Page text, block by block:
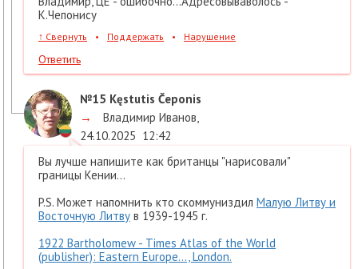
К.Чепонису
↑ Свернуть • Поддержать • Нарушение
Ответить
№15 Kęstutis Čeponis
→
Владимир Иванов,
24.10.2025 12:42
Вы лучше напишите как британцы "нарисовали"
границы Кении...
P.S. Может напомнить кто скоммуниздил Малую Литву и
Восточную Литву в 1939-1945 г.
1922 Bartholomew - Times Atlas of the World
(publisher): Eastern Europe..., London.